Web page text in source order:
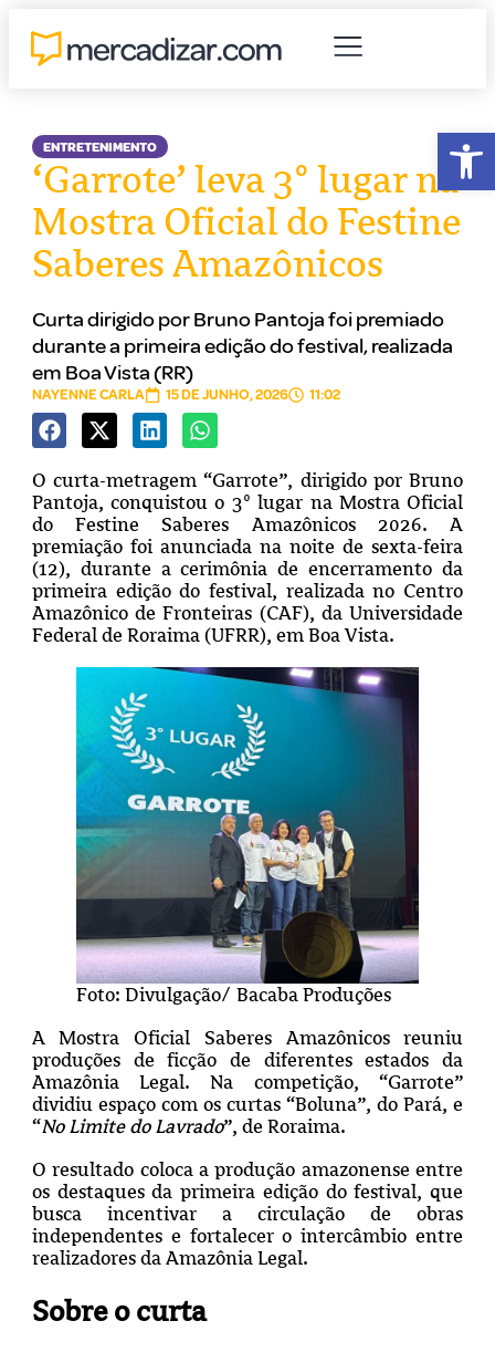
ENTRETENIMENTO
‘Garrote’ leva 3º lugar na
Mostra Oficial do Festine
Saberes Amazônicos
Curta dirigido por Bruno Pantoja foi premiado
durante a primeira edição do festival, realizada
em Boa Vista (RR)
NAYENNE CARLA 15 DE JUNHO, 2026 11:02
O curta-metragem “Garrote”, dirigido por Bruno
Pantoja, conquistou o 3º lugar na Mostra Oficial
do Festine Saberes Amazônicos 2026. A
premiação foi anunciada na noite de sexta-feira
(12), durante a cerimônia de encerramento da
primeira edição do festival, realizada no Centro
Amazônico de Fronteiras (CAF), da Universidade
Federal de Roraima (UFRR), em Boa Vista.
Foto: Divulgação/ Bacaba Produções
A Mostra Oficial Saberes Amazônicos reuniu
produções de ficção de diferentes estados da
Amazônia Legal. Na competição, “Garrote”
dividiu espaço com os curtas “Boluna”, do Pará, e
“No Limite do Lavrado”, de Roraima.
O resultado coloca a produção amazonense entre
os destaques da primeira edição do festival, que
busca incentivar a circulação de obras
independentes e fortalecer o intercâmbio entre
realizadores da Amazônia Legal.
Sobre o curta